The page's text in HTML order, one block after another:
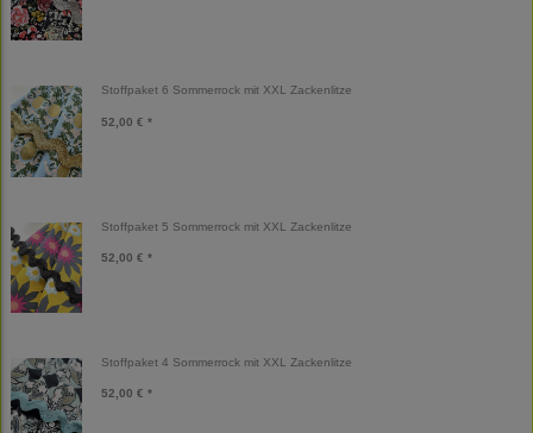
Stoffpaket 6 Sommerrock mit XXL Zackenlitze
52,00 € *
Stoffpaket 5 Sommerrock mit XXL Zackenlitze
52,00 € *
Stoffpaket 4 Sommerrock mit XXL Zackenlitze
52,00 € *